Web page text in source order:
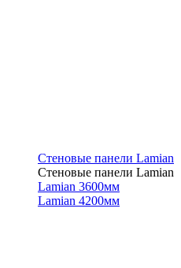
Стеновые панели Lamian
Стеновые панели Lamian
Lamian 3600мм
Lamian 4200мм